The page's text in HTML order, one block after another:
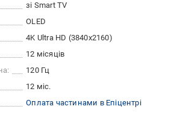
зі Smart TV
OLED
4K Ultra HD (3840x2160)
12 місяців
120 Гц
12 міс.
Оплата частинами в Епіцентрі